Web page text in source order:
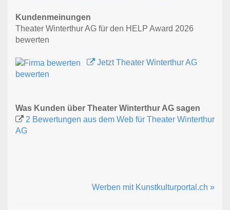
Kundenmeinungen
Theater Winterthur AG für den HELP Award 2026
bewerten
Jetzt Theater Winterthur AG
bewerten
Was Kunden über Theater Winterthur AG sagen
2 Bewertungen aus dem Web für Theater Winterthur
AG
Werben mit Kunstkulturportal.ch »